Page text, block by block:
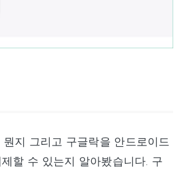
지 그리고 구글락을 안드로이드
할 수 있는지 알아봤습니다. 구